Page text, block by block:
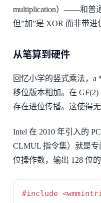
multiplication）——和普
但”加”是 XOR 而非带进
从笔算到硬件
回忆小学的竖式乘法，a
移位版本相加。在
存在进位传播。这使得
Intel 在 2010 年引入的
CLMUL 指令集）就是
位操作数，输出 128 位
#include